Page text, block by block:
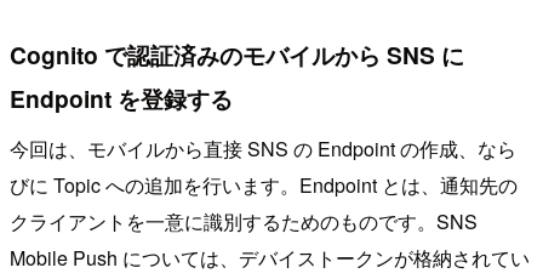
Cognito で認証済みのモバイルから SNS に
Endpoint を登録する
今回は、モバイルから直接 SNS の Endpoint の作成、なら
びに Topic への追加を行います。Endpoint とは、通知先の
クライアントを一意に識別するためのものです。SNS
Mobile Push については、デバイストークンが格納されてい